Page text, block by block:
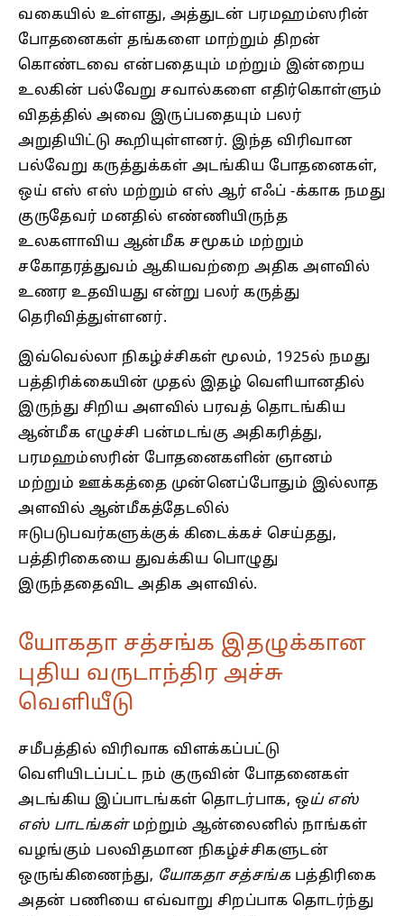
வகையில் உள்ளது, அத்துடன் பரமஹம்ஸரின்
போதனைகள் தங்களை மாற்றும் திறன்
கொண்டவை என்பதையும் மற்றும் இன்றைய
உலகின் பல்வேறு சவால்களை எதிர்கொள்ளும்
விதத்தில் அவை இருப்பதையும் பலர்
அறுதியிட்டு கூறியுள்ளனர். இந்த விரிவான
பல்வேறு கருத்துக்கள் அடங்கிய போதனைகள்,
ஒய் எஸ் எஸ் மற்றும் எஸ் ஆர் எஃப் -க்காக நமது
குருதேவர் மனதில் எண்ணியிருந்த
உலகளாவிய ஆன்மீக சமூகம் மற்றும்
சகோதரத்துவம் ஆகியவற்றை அதிக அளவில்
உணர உதவியது என்று பலர் கருத்து
தெரிவித்துள்ளனர்.
இவ்வெல்லா நிகழ்ச்சிகள் மூலம், 1925ல் நமது
பத்திரிக்கையின் முதல் இதழ் வெளியானதில்
இருந்து சிறிய அளவில் பரவத் தொடங்கிய
ஆன்மீக எழுச்சி பன்மடங்கு அதிகரித்து,
பரமஹம்ஸரின் போதனைகளின் ஞானம்
மற்றும் ஊக்கத்தை முன்னெப்போதும் இல்லாத
அளவில் ஆன்மீகத்தேடலில்
ஈடுபடுபவர்களுக்குக் கிடைக்கச் செய்தது,
பத்திரிகையை துவக்கிய பொழுது
இருந்ததைவிட அதிக அளவில்.
யோகதா சத்சங்க இதழுக்கான
புதிய வருடாந்திர அச்சு
வெளியீடு
சமீபத்தில் விரிவாக விளக்கப்பட்டு
வெளியிடப்பட்ட நம் குருவின் போதனைகள்
அடங்கிய இப்பாடங்கள் தொடர்பாக, ஒய் எஸ்
எஸ் பாடங்கள்மற்றும் ஆன்லைனில் நாங்கள்
வழங்கும் பலவிதமான நிகழ்ச்சிகளுடன்
ஒருங்கிணைந்து, யோகதா சத்சங்க பத்திரிகை
அதன் பணியை எவ்வாறு சிறப்பாக தொடர்ந்து